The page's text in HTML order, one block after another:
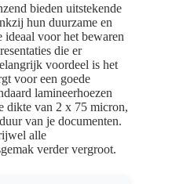
bieden uitstekende
hun duurzame en
voor het bewaren
die er
voordeel is het
voor een goede
lamineerhoezen
dikte van 2 x 75 micron,
van je documenten.
alle
verder vergroot.